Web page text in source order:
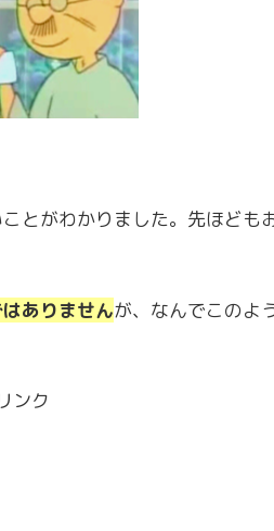
とがわかりました。先ほども
ありませんが、なんでこのよ
ンク